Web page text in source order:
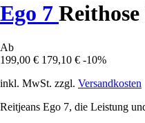
Ego 7
Ab
199,00 € 179,10 € -10%
inkl. MwSt. zzgl. Versandkosten
Reitjeans Ego 7, die Leistung